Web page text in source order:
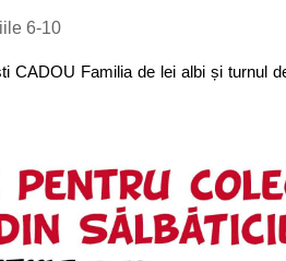
6-10
CADOU Familia de lei albi și turnul